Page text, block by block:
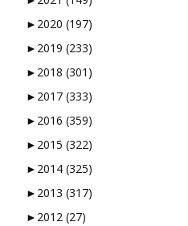
► 2020 (197)
► 2019 (233)
► 2018 (301)
► 2017 (333)
► 2016 (359)
► 2015 (322)
► 2014 (325)
► 2013 (317)
► 2012 (27)